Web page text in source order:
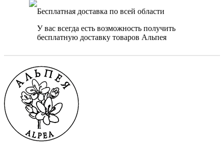
Бесплатная доставка по всей области
У вас всегда есть возможность получить
бесплатную доставку товаров Альпея